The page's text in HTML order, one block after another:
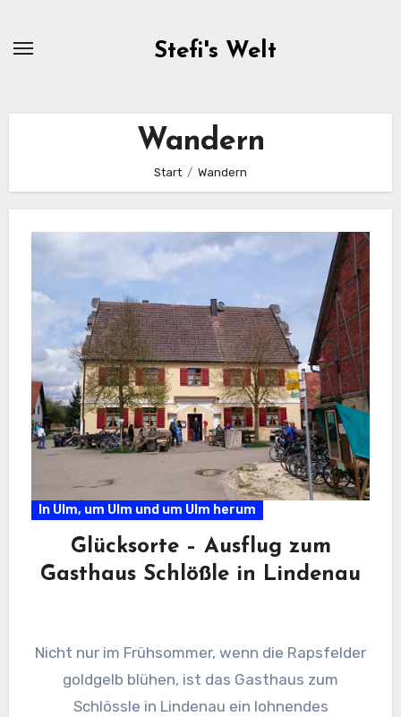
Stefi's Welt
Wandern
Start Wandern
In Ulm, um Ulm und um Ulm herum
Glücksorte – Ausflug zum
Gasthaus Schlößle in Lindenau
Nicht nur im Frühsommer, wenn die Rapsfelder
goldgelb blühen, ist das Gasthaus zum
Schlössle in Lindenau ein lohnendes